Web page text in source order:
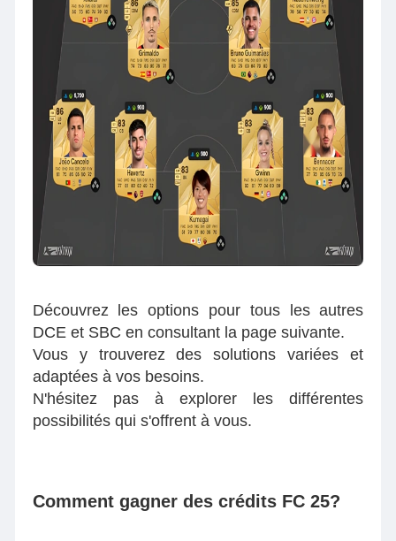
Découvrez les options pour tous les autres
DCE et SBC en consultant la page suivante.
Vous y trouverez des solutions variées et
adaptées à vos besoins.
N'hésitez pas à explorer les différentes
possibilités qui s'offrent à vous.
Comment gagner des crédits FC 25?